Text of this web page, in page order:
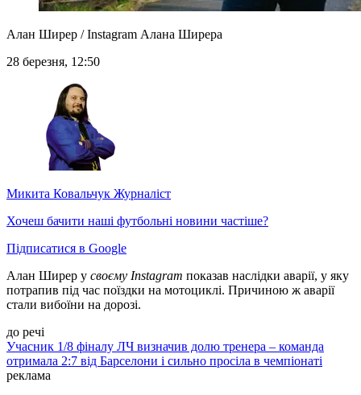
Алан Ширер / Instagram Алана Ширера
28 березня, 12:50
Микита Ковальчук Журналіст
Хочеш бачити наші футбольні новини частіше?
Підписатися в Google
Алан Ширер у своєму Instagram показав наслідки аварії, у яку
потрапив під час поїздки на мотоциклі. Причиною ж аварії
стали вибоїни на дорозі.
до речі
Учасник 1/8 фіналу ЛЧ визначив долю тренера – команда
отримала 2:7 від Барселони і сильно просіла в чемпіонаті
реклама